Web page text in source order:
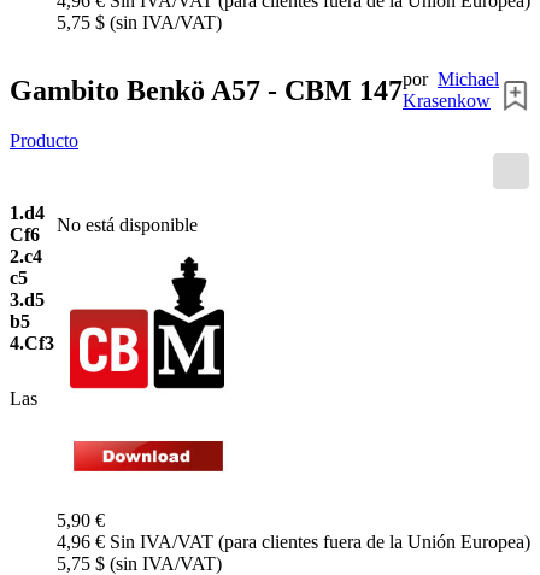
5,75 $ (sin IVA/VAT)
Gambito Benkö A57 - CBM 147por Michael
Krasenkow
Producto
No está disponible
5,90 €
4,96 € Sin IVA/VAT (para clientes fuera de la Unión Europea)
5,75 $ (sin IVA/VAT)
1.d4
Cf6
2.c4
c5
3.d5
b5
4.Cf3
Las